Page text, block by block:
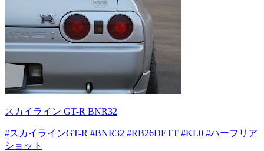
スカイライン GT-R BNR32
#スカイラインGT-R #BNR32 #RB26DETT #KL0 #ハーフリア
ショット